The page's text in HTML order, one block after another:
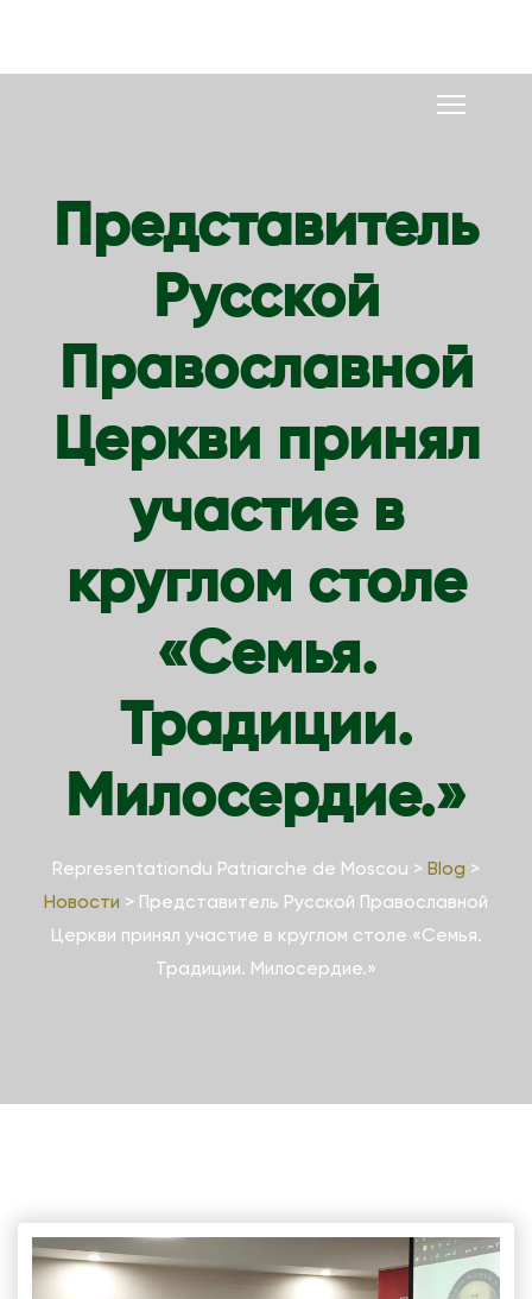
Представитель
Русской
Православной
Церкви принял
участие в
круглом столе
«Семья.
Традиции.
Милосердие.»
Representationdu Patriarche de Moscou > Blog >
Новости > Представитель Русской Православной
Церкви принял участие в круглом столе «Семья.
Традиции. Милосердие.»